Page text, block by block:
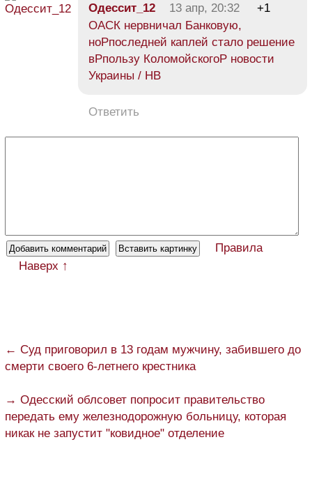
Одессит_12 13 апр, 20:32
+1
ОАСК нервничал Банковую,
ноPпоследней каплей стало решение
вPпользу КоломойскогоP новости
Украины / НВ
Ответить
Правила
Наверх ↑
← Суд приговорил в 13 годам мужчину, забившего до
смерти своего 6-летнего крестника
→ Одесский облсовет попросит правительство
передать ему железнодорожную больницу, которая
никак не запустит "ковидное" отделение